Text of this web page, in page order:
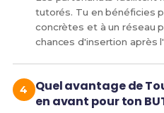
tutorés. Tu en bénéficies
concrètes et à un réseau
chances d'insertion après
Quel avantage de
en avant pour ton